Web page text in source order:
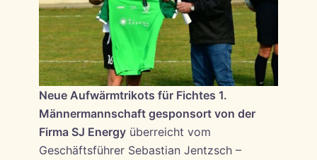
Neue Aufwärmtrikots für Fichtes 1.
Männermannschaft gesponsort von der
Firma SJ Energy überreicht vom
Geschäftsführer Sebastian Jentzsch –